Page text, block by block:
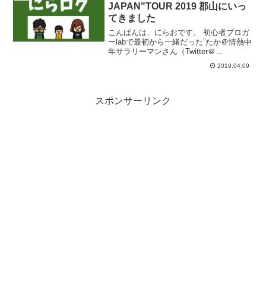
JAPAN"TOUR 2019 郡山にいっ
てきました
こんばんは、にらおです。 初心者ブロガ
ーlabで最初から一緒だった”たか＠情熱中
年サラリーマンさん（Twitter＠
4121takab）”に、にらおに向けての熱い
記事を書いていただきました。はてなブ
2019.04.09
スポンサーリンク